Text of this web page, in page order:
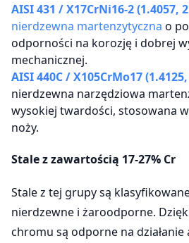
AISI 431 / X17CrNi16-2 (1.4057,
nierdzewna martenzytyczna o
odporności na korozję i dobrej
mechanicznej.
AISI 440C / X105CrMo17
nierdzewna narzędziowa
wysokiej twardości, stosowana
noży.
Stale z zawartością 17-27% Cr
Stale z tej grupy są
nierdzewne i żaroodporne.
chromu są odporne na działanie